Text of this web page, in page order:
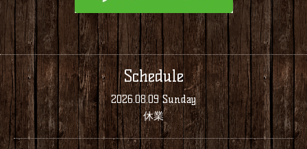
Schedule
2026.08.09 Sunday
休業